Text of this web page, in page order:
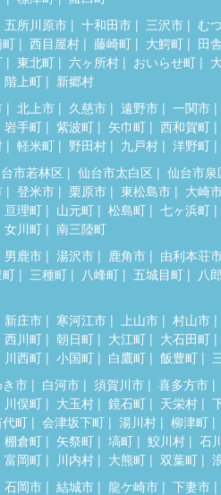
五所川原市 十和田市 三沢市
む
西目屋村 藤崎町 大鰐町
田
東北町 六ヶ所村 おいらせ町
階上町 新郷村
北上市 久慈市 遠野市
一関市
岩手町 紫波町 矢巾町
西和賀町
軽米町 野田村 九戸村 洋野町
市若林区 仙台市太白区
仙台市泉
登米市 栗原市 東松島市
大崎
亘理町 山元町 松島町
七ヶ浜町
女川町 南三陸町
男鹿市 湯沢市 鹿角市
由利本荘
三種町 八峰町 五城目町
八
新庄市 寒河江市 上山市
村山市
西川町 朝日町 大江町
大石田町
川西町 小国町 白鷹町 飯豊町
市 白河市 須賀川市
喜多方市
川俣町 大玉村 鏡石町 天栄村
町 会津坂下町 湯川村
柳津町
棚倉町 矢祭町 塙町 鮫川村
石
富岡町 川内村 大熊町 双葉町
石岡市 結城市 龍ケ崎市
下妻市